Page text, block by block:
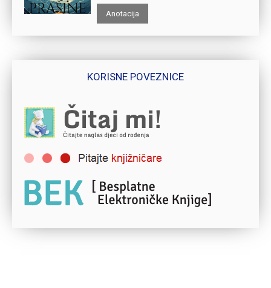
Anotacija
KORISNE POVEZNICE